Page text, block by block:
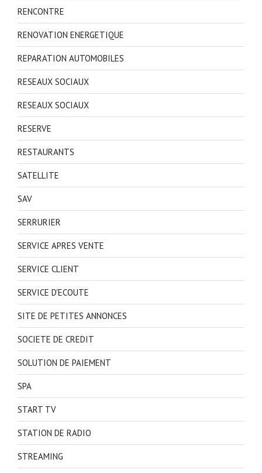
RENCONTRE
RENOVATION ENERGETIQUE
REPARATION AUTOMOBILES
RESEAUX SOCIAUX
RESEAUX SOCIAUX
RESERVE
RESTAURANTS
SATELLITE
SAV
SERRURIER
SERVICE APRES VENTE
SERVICE CLIENT
SERVICE D'ECOUTE
SITE DE PETITES ANNONCES
SOCIETE DE CREDIT
SOLUTION DE PAIEMENT
SPA
START TV
STATION DE RADIO
STREAMING